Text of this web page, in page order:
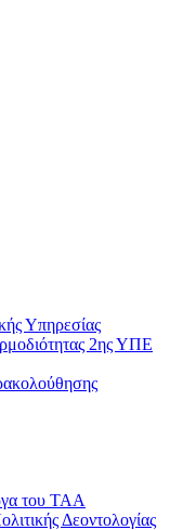
Υπηρεσίας
2ης ΥΠΕ
του ΤΑΑ
Δεοντολογίας